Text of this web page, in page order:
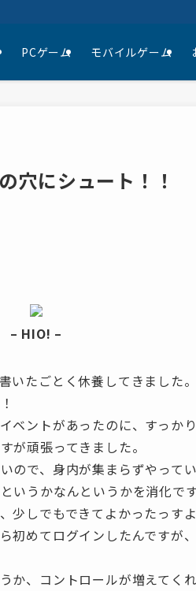
PCゲーム モバイルゲーム
穴にシュート！！
– HIO! –
いたごとく休養してきました。
ベントがあったのに、すっか
が頑張ってきました。
ので、身内が集まらずやって
いうかなんというかを消化です
少しでもできてよかったっすよ
初めてログインしたんですが
か、コントロールが増えてく